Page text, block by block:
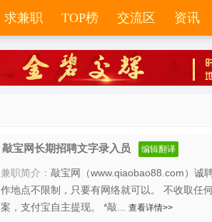
求兼职 TOP榜 交流区 资讯
敲宝网长期招聘文字录入员 编辑翻译
兼职简介： 敲宝网（www.qiaobao88.com）诚
作地点不限制，只要有网络就可以。 不收取任
案，支付宝自主提现。 *敲... 查看详情>>